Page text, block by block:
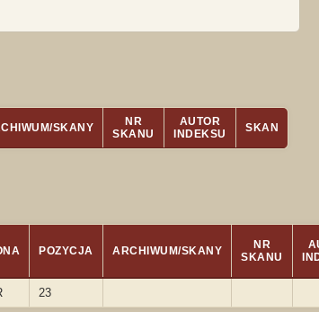
SKANY
NR
SKANU
AUTOR
INDEKSU
SKAN
POZYCJA ARCHIWUM/SKANY
NR
SKANU
23